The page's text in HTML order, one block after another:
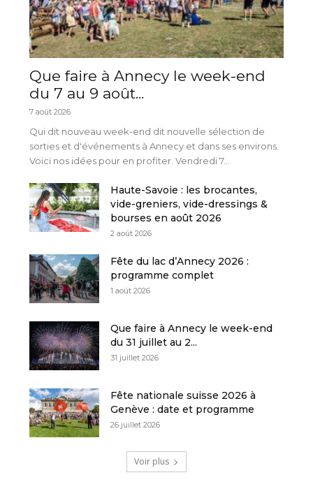
Que faire à Annecy le week-end
du 7 au 9 août...
7 août 2026
Qui dit nouveau week-end dit nouvelle sélection de
sorties et d'événements à Annecy et dans ses environs.
Voici nos idées pour en profiter. Vendredi 7...
Haute-Savoie : les brocantes,
vide-greniers, vide-dressings &
bourses en août 2026
2 août 2026
Fête du lac d’Annecy 2026 :
programme complet
1 août 2026
Que faire à Annecy le week-end
du 31 juillet au 2...
31 juillet 2026
Fête nationale suisse 2026 à
Genève : date et programme
26 juillet 2026
Voir plus